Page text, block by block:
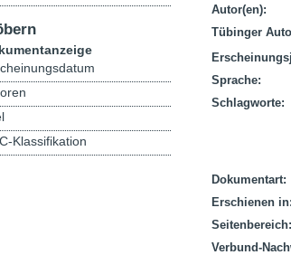
Autor(en):
Tübinger
Sprache:
Schlagworte:
Dokumentart:
Erschienen in:
Seitenbereich:
Verbund-
Klassifikation